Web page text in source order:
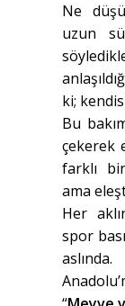
Ne
uzun
ki;
Bu
çekerek
farklı
ama
Her
spor
aslında.